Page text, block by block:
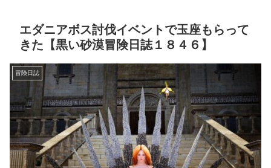
エダニアボス討伐イベントで玉座もらって
きた【黒い砂漠冒険日誌１８４６】
冒険日誌